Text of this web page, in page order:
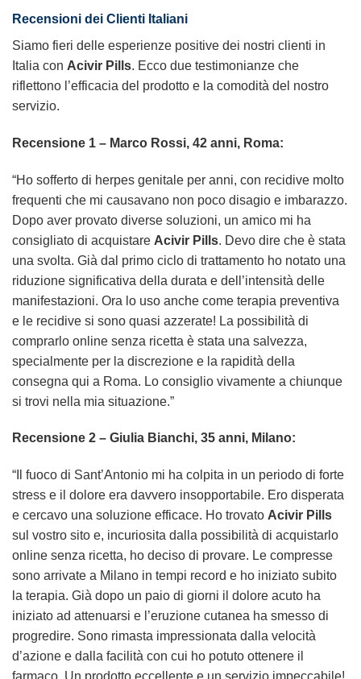
Recensioni dei Clienti Italiani
Siamo fieri delle esperienze positive dei nostri clienti in
Italia con Acivir Pills. Ecco due testimonianze che
riflettono l’efficacia del prodotto e la comodità del nostro
servizio.
Recensione 1 – Marco Rossi, 42 anni, Roma:
“Ho sofferto di herpes genitale per anni, con recidive molto
frequenti che mi causavano non poco disagio e imbarazzo.
Dopo aver provato diverse soluzioni, un amico mi ha
consigliato di acquistare Acivir Pills. Devo dire che è stata
una svolta. Già dal primo ciclo di trattamento ho notato una
riduzione significativa della durata e dell’intensità delle
manifestazioni. Ora lo uso anche come terapia preventiva
e le recidive si sono quasi azzerate! La possibilità di
comprarlo online senza ricetta è stata una salvezza,
specialmente per la discrezione e la rapidità della
consegna qui a Roma. Lo consiglio vivamente a chiunque
si trovi nella mia situazione.”
Recensione 2 – Giulia Bianchi, 35 anni, Milano:
“Il fuoco di Sant’Antonio mi ha colpita in un periodo di forte
stress e il dolore era davvero insopportabile. Ero disperata
e cercavo una soluzione efficace. Ho trovato Acivir Pills
sul vostro sito e, incuriosita dalla possibilità di acquistarlo
online senza ricetta, ho deciso di provare. Le compresse
sono arrivate a Milano in tempi record e ho iniziato subito
la terapia. Già dopo un paio di giorni il dolore acuto ha
iniziato ad attenuarsi e l’eruzione cutanea ha smesso di
progredire. Sono rimasta impressionata dalla velocità
d’azione e dalla facilità con cui ho potuto ottenere il